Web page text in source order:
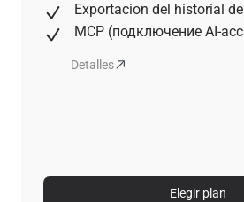
Exportacion del historial
MCP (подключение AI-
Detalles
Elegir plan